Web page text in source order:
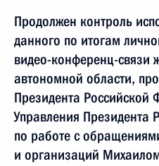
Продолжен контроль
данного по итогам
видео-конференц-связи
автономной области,
Президента
Управления Президента
по работе с
и организаций